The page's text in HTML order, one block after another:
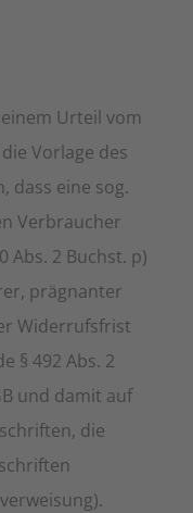
Urteil vom
Vorlage des
dass eine sog.
Verbraucher
Abs. 2 Buchst. p)
prägnanter
Widerrufsfrist
§ 492 Abs. 2
und damit auf
die